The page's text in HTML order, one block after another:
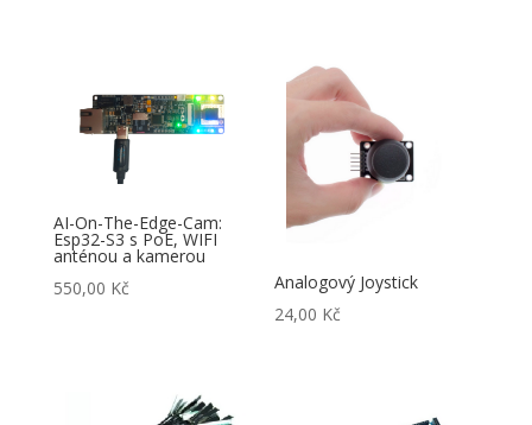
AI-On-The-Edge-Cam:
Esp32-S3 s PoE, WIFI
anténou a kamerou
550,00 Kč
Analogový Joystick
24,00 Kč